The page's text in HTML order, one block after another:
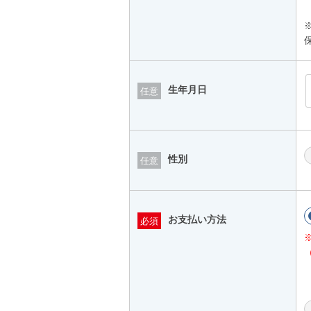
生年月日
任意
性別
任意
お支払い方法
必須